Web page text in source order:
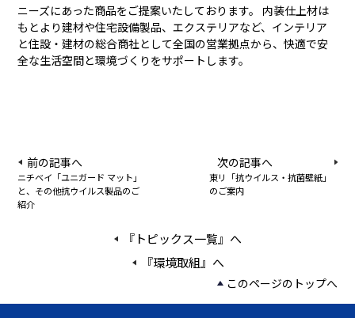
ニーズにあった商品をご提案いたしております。 内装仕上材は
もとより建材や住宅設備製品、エクステリアなど、インテリア
と住設・建材の総合商社として全国の営業拠点から、快適で安
全な生活空間と環境づくりをサポートします。
前の記事へ
ニチベイ「ユニガード マット」
と、その他抗ウイルス製品のご
紹介
次の記事へ
東リ「抗ウイルス・抗菌壁紙」
のご案内
『トピックス一覧』へ
『環境取組』へ
このページのトップへ